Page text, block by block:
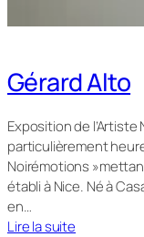
Gérard Alto
Exposition de l’Artiste
particulièrement
Noirémotions
établi à Nice. Né à
en…
Lire la suite